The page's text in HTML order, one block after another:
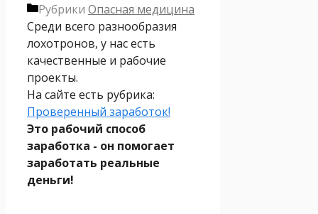
Рубрики Опасная медицина
Среди всего разнообразия
лохотронов, у нас есть
качественные и рабочие
проекты.
На сайте есть рубрика:
Проверенный заработок!
Это рабочий способ
заработка - он помогает
заработать реальные
деньги!